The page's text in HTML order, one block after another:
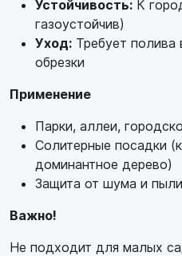
Устойчивость: К
газоустойчив)
Уход: Требует полива
обрезки
Применение
Парки, аллеи,
Солитерные посадки
доминантное дерево)
Защита от шума и
Важно!
Не подходит для малых